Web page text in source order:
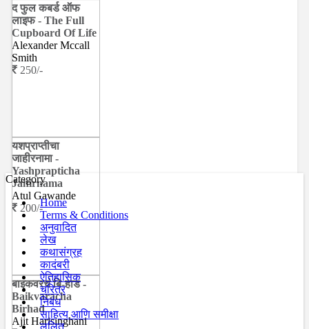
द फुल कबर्ड ऑफ
लाइफ - The Full
Cupboard Of Life
Alexander Mccall
Smith
250/-
यशप्राप्तीचा
जाहीरनामा -
Yashprapticha
Jahirnama
Atul Gawande
200/-
बाइकवरचं बि-हाड -
Baikvaracha
Birhad
Ajit Harisinghani
Category
Home
Terms & Conditions
अनुवादित
लेख
कथासंग्रह
कादंबरी
ऐतिहासिक
चरित्र
निबंध
साहित्य आणि समीक्षा
ललित